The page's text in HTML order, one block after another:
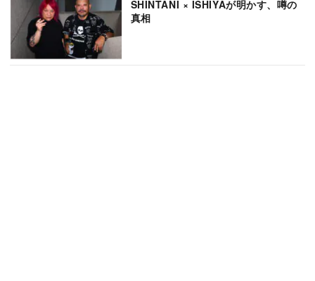
SHINTANI × ISHIYAが明かす、噂の
真相